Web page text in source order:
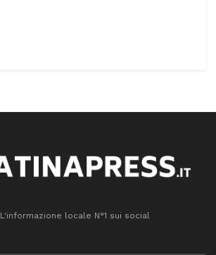
L'informazione locale N°1 sui social